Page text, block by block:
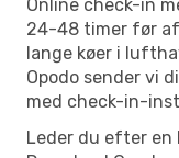
Online check-in
24-48 timer før
lange køer i
Opodo sender vi
med check-in-
Leder du efter en